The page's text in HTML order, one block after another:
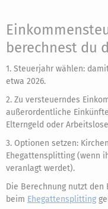
berechnest du
1. Steuerjahr wählen:
etwa 2026.
2. Zu versteuerndes
außerordentliche
Elterngeld oder
3. Optionen setzen:
Ehegattensplitting (wenn
veranlagt werdet).
Die Berechnung nutzt den
beim Ehegattensplitting